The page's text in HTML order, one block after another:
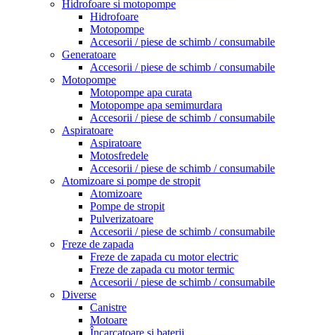
Hidrofoare si motopompe
Hidrofoare
Motopompe
Accesorii / piese de schimb / consumabile
Generatoare
Accesorii / piese de schimb / consumabile
Motopompe
Motopompe apa curata
Motopompe apa semimurdara
Accesorii / piese de schimb / consumabile
Aspiratoare
Aspiratoare
Motosfredele
Accesorii / piese de schimb / consumabile
Atomizoare si pompe de stropit
Atomizoare
Pompe de stropit
Pulverizatoare
Accesorii / piese de schimb / consumabile
Freze de zapada
Freze de zapada cu motor electric
Freze de zapada cu motor termic
Accesorii / piese de schimb / consumabile
Diverse
Canistre
Motoare
Încarcatoare si baterii